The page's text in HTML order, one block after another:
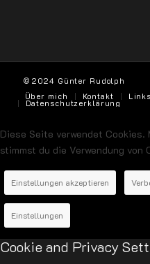
© 2024 Günter Rudolph
Über mich
Kontakt Links
Datenschutzerklärung
Diese Seite verwendet
stimmst du die Verwendung von
Einstellungen akzeptieren
Einstellungen
Cookie and Privacy